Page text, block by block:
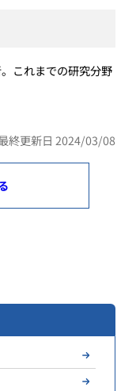
これまでの研究分野
更新日 2024/03/08